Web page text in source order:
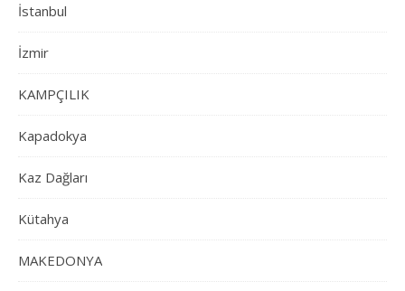
İstanbul
İzmir
KAMPÇILIK
Kapadokya
Kaz Dağları
Kütahya
MAKEDONYA